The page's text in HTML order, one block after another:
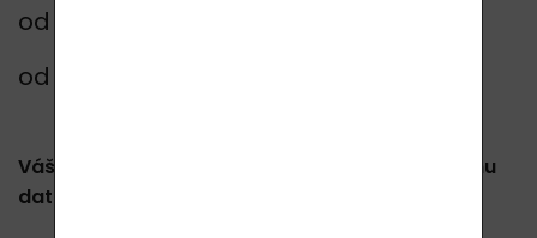
od 80.000 Kč
od 100.000 Kč
Váš obrat je nyní sčítán rok zpětně (k dnešnímu
datu před rokem)